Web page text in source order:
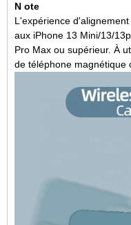
N ote
L'expérience
aux iPhone 13 Mini/13/
Pro Max ou supérieur. À
de téléphone magnétique